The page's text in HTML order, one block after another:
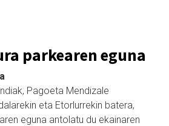
parkearen eguna
Pagoeta Mendizale
eta Etorlurrekin batera,
eguna antolatu du ekainaren